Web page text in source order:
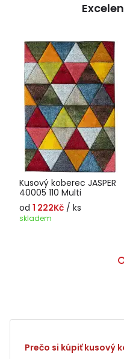
Kusový koberec JASPER
40005 110 Multi
od 1 222Kč / ks
skladem
Prečo si kúpiť kusový